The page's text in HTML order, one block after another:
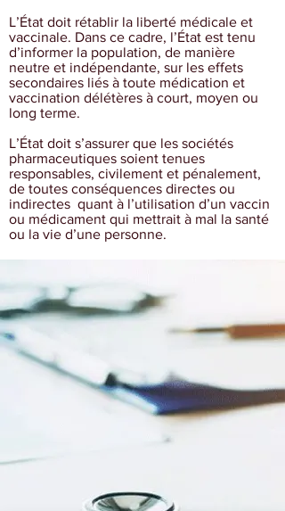
L’État doit rétablir la liberté médicale et
vaccinale. Dans ce cadre, l’État est tenu
d’informer la population, de manière
neutre et indépendante, sur les effets
secondaires liés à toute médication et
vaccination délétères à court, moyen ou
long terme.
L’État doit s’assurer que les sociétés
pharmaceutiques soient tenues
responsables, civilement et pénalement,
de toutes conséquences directes ou
indirectes quant à l’utilisation d’un vaccin
ou médicament qui mettrait à mal la santé
ou la vie d’une personne.